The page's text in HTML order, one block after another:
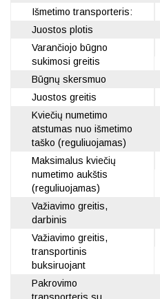
Išmetimo transporteris:
Juostos plotis
Varančiojo būgno
sukimosi greitis
Būgnų skersmuo
Juostos greitis
Kviečių numetimo
atstumas nuo išmetimo
taško (reguliuojamas)
Maksimalus kviečių
numetimo aukštis
(reguliuojamas)
Važiavimo greitis,
darbinis
Važiavimo greitis,
transportinis
buksiruojant
Pakrovimo